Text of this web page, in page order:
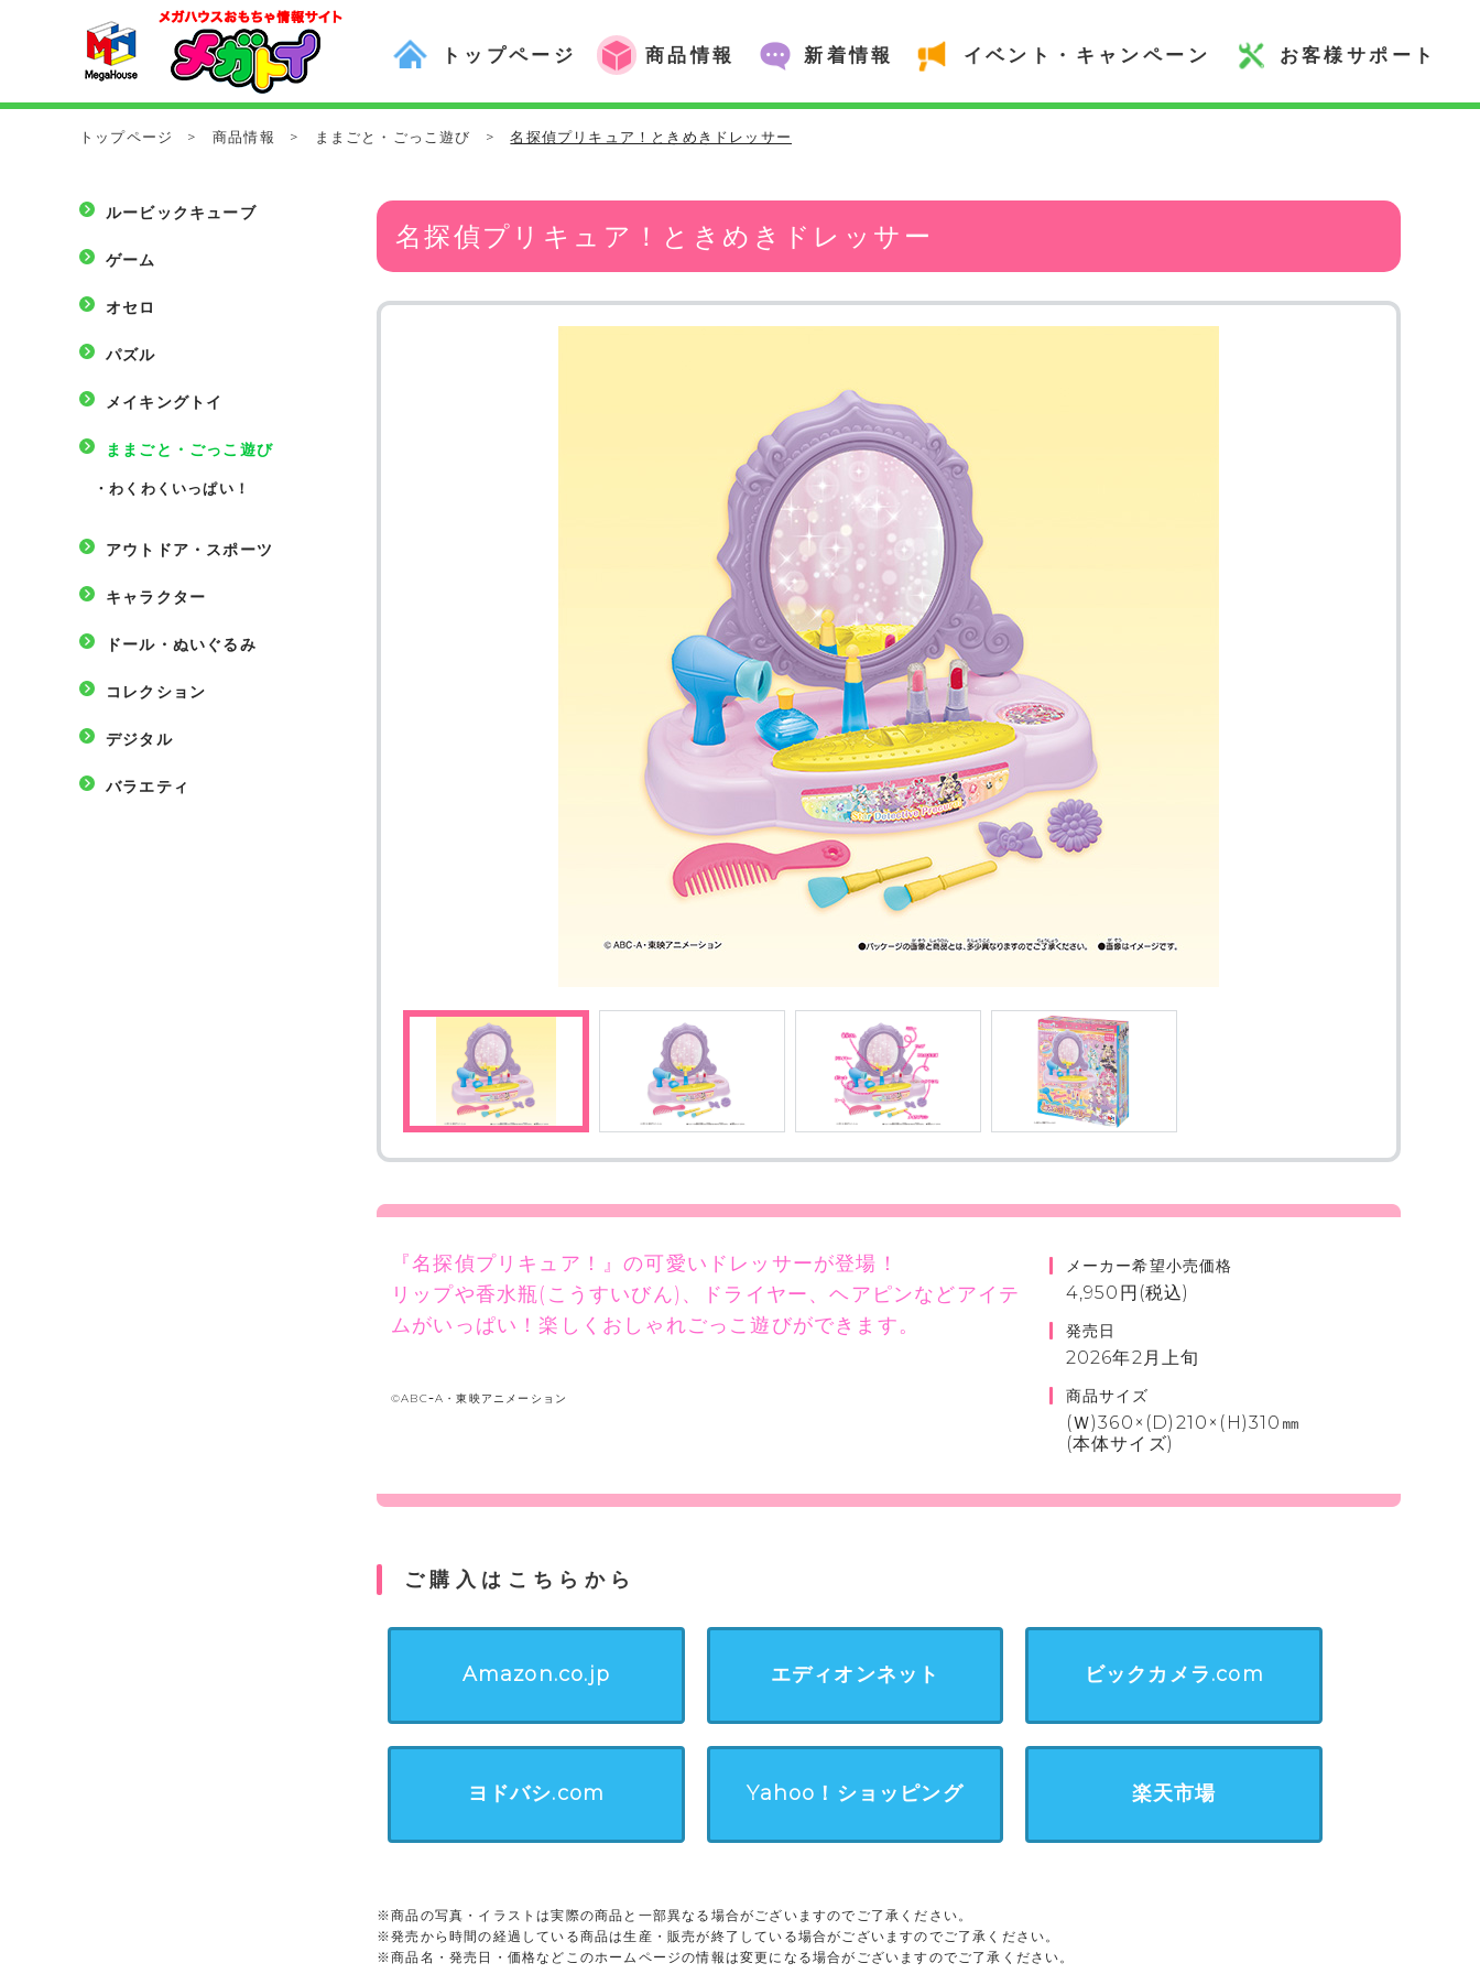
トップページ 商品情報 新着情報 イベント・キャンペーン お客様サポート
トップページ > 商品情報 > ままごと・ごっこ遊び > 名探偵プリキュア！ときめきドレッサー
ルービックキューブ
ゲーム
オセロ
パズル
メイキングトイ
ままごと・ごっこ遊び
・ わくわくいっぱい！
アウトドア・スポーツ
キャラクター
ドール・ぬいぐるみ
コレクション
デジタル
バラエティ
名探偵プリキュア！ときめきドレッサー
『名探偵プリキュア！』の可愛いドレッサーが登場！
リップや香水瓶(こうすいびん)、ドライヤー、ヘアピンなどアイテ
ムがいっぱい！楽しくおしゃれごっこ遊びができます。
©ABCｰA・東映アニメーション
メーカー希望小売価格
4,950円(税込)
発売日
2026年2月上旬
商品サイズ
(Ｗ)360×(D)210×(H)310㎜
(本体サイズ)
ご購入はこちらから
Amazon.co.jp エディオンネット ビックカメラ.com
ヨドバシ.com Yahoo！ショッピング 楽天市場
※商品の写真・イラストは実際の商品と一部異なる場合がございますのでご了承ください。
※発売から時間の経過している商品は生産・販売が終了している場合がございますのでご了承ください。
※商品名・発売日・価格などこのホームページの情報は変更になる場合がございますのでご了承ください。